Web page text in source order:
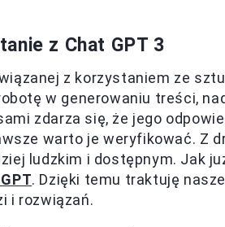
z Chat GPT 3
z korzystaniem ze
w generowaniu treści,
zdarza się, że jego
warto je weryfikować. Z
ludzkim i dostępnym. Jak
. Dzięki temu traktuję
i rozwiązań.